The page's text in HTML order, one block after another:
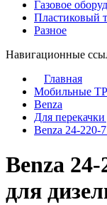
Газовое
Пластиковый
Разное
Навигационные
Главная
Мобильные
Benza
Для
Benza 24-220-
Benza
для